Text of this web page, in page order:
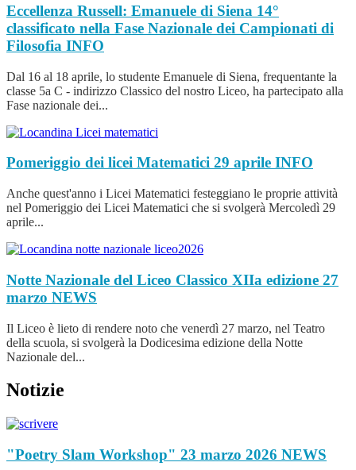
Eccellenza Russell: Emanuele di Siena 14°
classificato nella Fase Nazionale dei Campionati di
Filosofia INFO
Dal 16 al 18 aprile, lo studente Emanuele di Siena, frequentante la
classe 5a C - indirizzo Classico del nostro Liceo, ha partecipato alla
Fase nazionale dei...
Pomeriggio dei licei Matematici 29 aprile INFO
Anche quest'anno i Licei Matematici festeggiano le proprie attività
nel Pomeriggio dei Licei Matematici che si svolgerà Mercoledì 29
aprile...
Notte Nazionale del Liceo Classico XIIa edizione 27
marzo NEWS
Il Liceo è lieto di rendere noto che venerdì 27 marzo, nel Teatro
della scuola, si svolgerà la Dodicesima edizione della Notte
Nazionale del...
Notizie
"Poetry Slam Workshop" 23 marzo 2026 NEWS